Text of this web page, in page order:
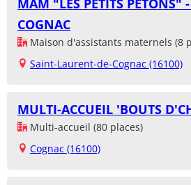
MAM "LES PETITS PETONS"
COGNAC
Maison d'assistants maternels (8
Saint-Laurent-de-Cognac (16100)
MULTI-ACCUEIL 'BOUTS
Multi-accueil (80 places)
Cognac (16100)